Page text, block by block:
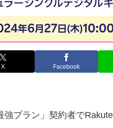
X Facebook
プラン」契約者で